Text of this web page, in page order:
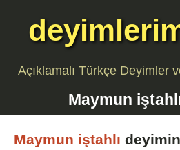
Açıklamalı Türkçe Deyimler
Maymun
Maymun iştahlı